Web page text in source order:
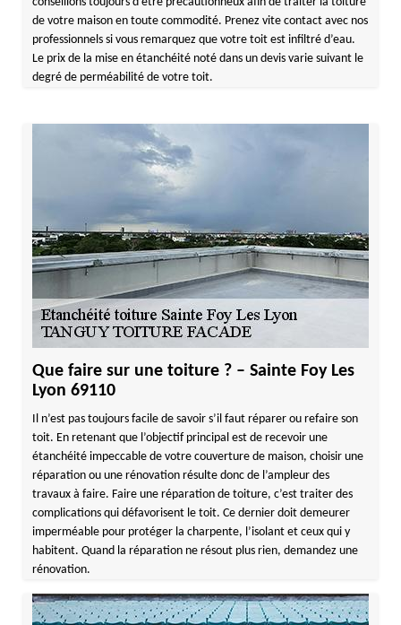
de votre maison en toute commodité. Prenez vite contact avec nos
professionnels si vous remarquez que votre toit est infiltré d’eau.
Le prix de la mise en étanchéité noté dans un devis varie suivant le
degré de perméabilité de votre toit.
Que faire sur une toiture ? – Sainte Foy Les
Lyon 69110
Il n’est pas toujours facile de savoir s’il faut réparer ou refaire son
toit. En retenant que l’objectif principal est de recevoir une
étanchéité impeccable de votre couverture de maison, choisir une
réparation ou une rénovation résulte donc de l’ampleur des
travaux à faire. Faire une réparation de toiture, c’est traiter des
complications qui défavorisent le toit. Ce dernier doit demeurer
imperméable pour protéger la charpente, l’isolant et ceux qui y
habitent. Quand la réparation ne résout plus rien, demandez une
rénovation.